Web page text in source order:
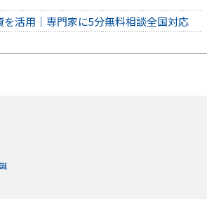
活用｜専門家に5分無料相談全国対応